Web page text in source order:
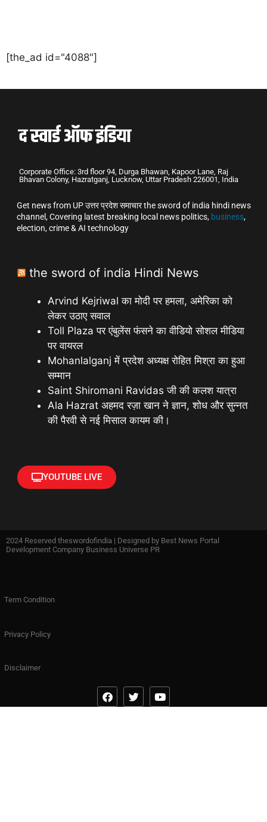
[the_ad id="4088"]
Corporate Office: 3rd floor 94, Durga Bhawan, Kapoor Lane, Raj
Bhavan Colony, Hazratganj, Lucknow, Uttar Pradesh 226001, India
Get news from UP उत्तर प्रदेश समाचार the sword of india hindi news
channel, Covering latest breaking local news politics, business,
election, crime & AI technology
the sword of india Hindi News
Arvind Kejriwal का मोदी पर हमला, अमेरिका को
लेकर उठाए सवाल
Toll Plaza पर एंबुलेंस फंसने का वीडियो सोशल मीडिया
पर वायरल
Mohanlalganj में प्रदेश अध्यक्ष रोहित मिश्रा का हुआ
सम्मान
Saint Shiromani Ravidas जी की कलश यात्रा
Ala Hazrat अहमद रज़ा खान ने ज्ञान, शोध और सुन्नत
की पैरवी से नई मिसाल कायम की।
YOUTUBE LIVE
2024 Reserved theswordofindia | Designed by Best News Portal
Development Company Business Universe PR
Term Condition
Privacy Policy
Disclaimer